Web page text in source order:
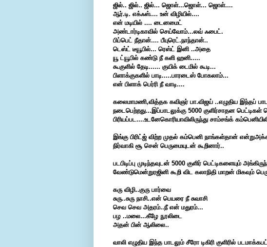
ஜில்.. ஜில்.. ஜில்... ஜொள்...ஜொள்... ஜொள்....
ஆர்.டி. எக்ஃஸ்.... உன் விழியில்....
என் மடியில் .... டைனமைட்
அண்டார்டிகாவில் செய்வோம்...லவ் ஃபைட்.
பிப்பெட் நீதான்.... பீயுரெட்.நாந்தான்..
டெஸ்ட் டீயூபில்... ரெஸ்ட் இனி ..அதை
யூ ட்யூபில் கண்டு நீ களி ஹனி.....
கூகுளில் தேடி...... குயிக் டைமில் கூடி...
பிளாக்குகளில் பாடி.....பாரடைஸ் போகலாம்...
என் பிளாக் பெர்ரி நீ வாடி....
கலைமாமணி,வித்தக கவிஞர் பா.விஜய் ..எழுதிய இந்தப்
நடைபெற்றது...இப்பாடலுக்கு 5000 குளிர்சாதன
பிரியப்பட....உடனேகொரியாவிலிருந்து சாம்சங்க்
இங்குபிரிட்ஜ் விற்ற முதல் கம்பெனி நாங்கள்தான்
நிர்வாகி சூ சென் பெருமையுடன் கூறினார்..
படபிடிப்பு முடிந்தவுடன் 5000 குளிர் பெட்டிகளையும்
வேண்டுமென்றுரஜினி கூறி விட கலாநிதி மாறன் மிகவும்
கரு விழி..குரு பார்வை
சுரு..சுரு நாசி..என் பெயரை நீ சுவாசி
செவ செவ அதரம்..நீ என் மதுரம்...
பழ ..மலை...கீழே நூலிடை
அதன் பின் ஆலிலை..
வாலி எழுதிய இந்த பாடலும் சீரோ டிகிரி குளிரில்